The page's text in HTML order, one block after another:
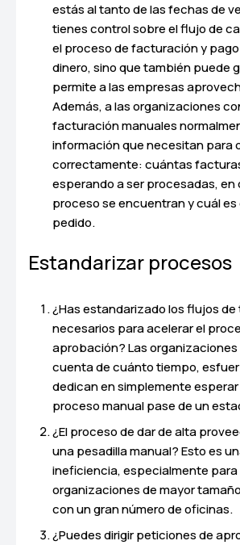
estás al tanto de las fechas de
tienes control sobre el flujo de
el proceso de facturación y
dinero, sino que también puede
permite a las empresas
Además, a las organizaciones
facturación manuales
información que necesitan para
correctamente: cuántas
esperando a ser procesadas, en
proceso se encuentran y cuál es
pedido.
Estandarizar procesos
¿Has estandarizado los flujos
necesarios para acelerar el
aprobación? Las organizaciones
cuenta de cuánto tiempo,
dedican en simplemente
proceso manual pase de un
¿El proceso de dar de alta
una pesadilla manual? Esto es
ineficiencia, especialmente para
organizaciones de mayor
con un gran número de oficinas.
¿Puedes dirigir peticiones de